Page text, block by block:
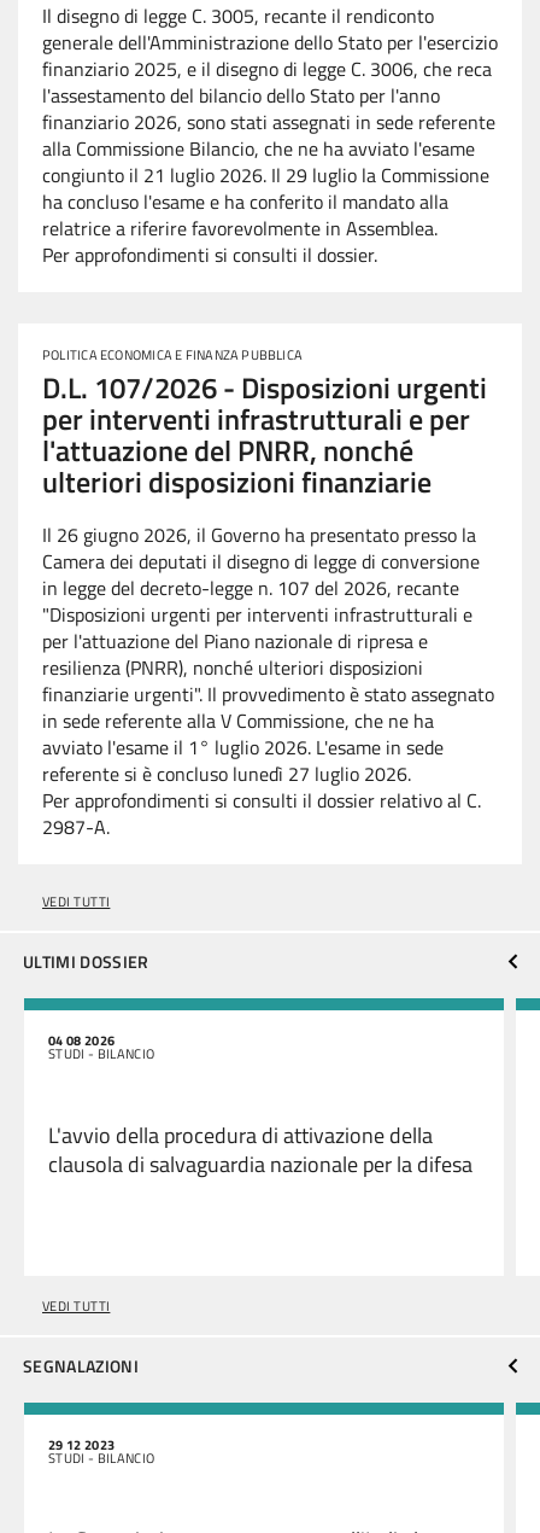
Il disegno di legge C. 3005, recante il rendiconto
generale dell'Amministrazione dello Stato per l'esercizio
finanziario 2025, e il disegno di legge C. 3006, che reca
l'assestamento del bilancio dello Stato per l'anno
finanziario 2026, sono stati assegnati in sede referente
alla Commissione Bilancio, che ne ha avviato l'esame
congiunto il 21 luglio 2026. Il 29 luglio la Commissione
ha concluso l'esame e ha conferito il mandato alla
relatrice a riferire favorevolmente in Assemblea.
Per approfondimenti si consulti il dossier.
POLITICA ECONOMICA E FINANZA PUBBLICA
D.L. 107/2026 - Disposizioni urgenti
per interventi infrastrutturali e per
l'attuazione del PNRR, nonché
ulteriori disposizioni finanziarie
Il 26 giugno 2026, il Governo ha presentato presso la
Camera dei deputati il disegno di legge di conversione
in legge del decreto-legge n. 107 del 2026, recante
"Disposizioni urgenti per interventi infrastrutturali e
per l'attuazione del Piano nazionale di ripresa e
resilienza (PNRR), nonché ulteriori disposizioni
finanziarie urgenti". Il provvedimento è stato assegnato
in sede referente alla V Commissione, che ne ha
avviato l'esame il 1° luglio 2026. L'esame in sede
referente si è concluso lunedì 27 luglio 2026.
Per approfondimenti si consulti il dossier relativo al C.
2987-A.
VEDI TUTTI
ULTIMI DOSSIER
04 08 2026
STUDI - BILANCIO
L'avvio della procedura di attivazione della
clausola di salvaguardia nazionale per la difesa
VEDI TUTTI
SEGNALAZIONI
29 12 2023
STUDI - BILANCIO